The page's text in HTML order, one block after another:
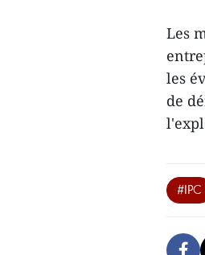
Les
les
de
#IPC